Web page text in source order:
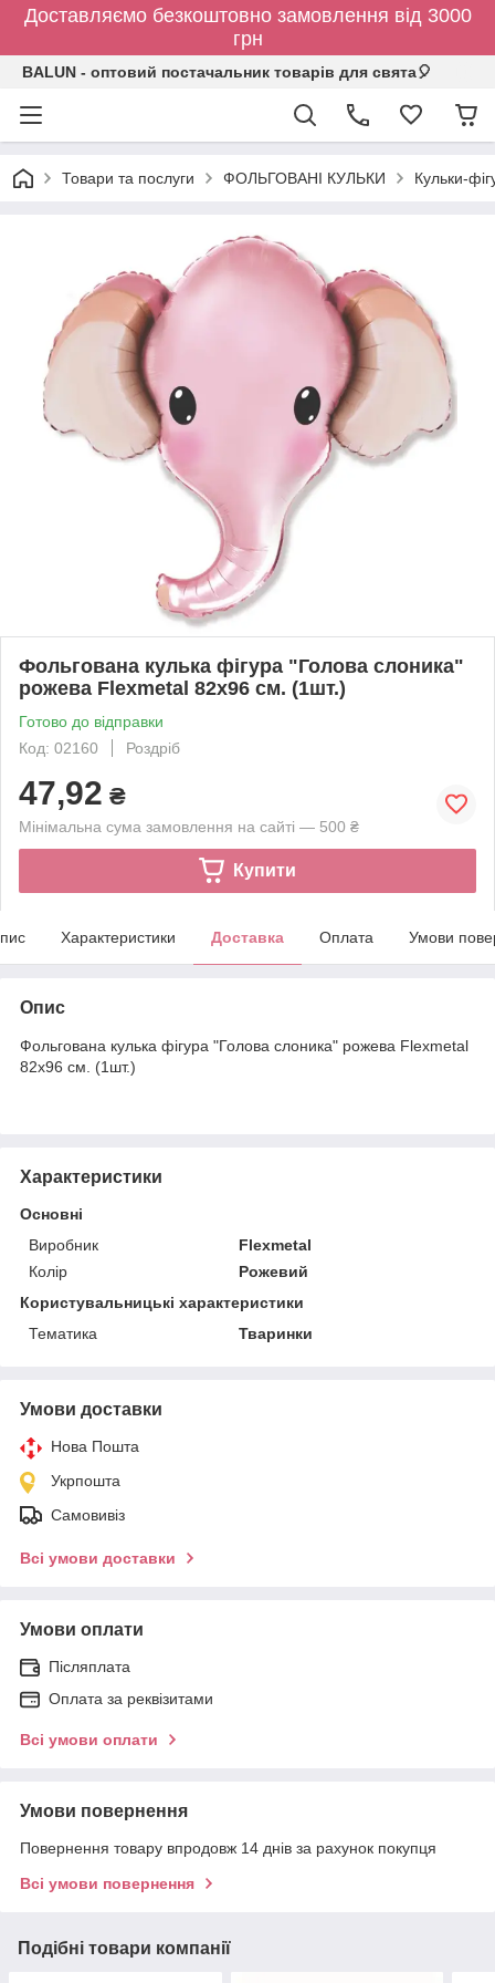
Доставляємо безкоштовно замовлення від 3000
грн
BALUN - оптовий постачальник товарів для свята🎈
Товари та послуги ФОЛЬГОВАНІ КУЛЬКИ Кульки-
Фольгована кулька фігура "Голова слоника"
рожева Flexmetal 82х96 см. (1шт.)
Готово до відправки
Код: 02160
Роздріб
47,92 ₴
Мінімальна сума замовлення на сайті — 500 ₴
Купити
Характеристики Доставка Оплата Умови
Опис
Фольгована кулька фігура "Голова слоника" рожева Flexmetal
82х96 см. (1шт.)
Характеристики
Основні
Виробник
Flexmetal
Колір
Рожевий
Користувальницькі характеристики
Тематика
Тваринки
Умови доставки
Нова Пошта
Укрпошта
Самовивіз
Всі умови доставки
Умови оплати
Післяплата
Оплата за реквізитами
Всі умови оплати
Умови повернення
Повернення товару впродовж 14 днів за рахунок покупця
Всі умови повернення
Подібні товари компанії